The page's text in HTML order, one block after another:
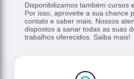
Disponibilizamos também cursos
Por isso, aproveite a sua chance
contato e saber mais. Nossos
dispostos a sanar todas as suas
trabalhos oferecidos. Saiba mais!